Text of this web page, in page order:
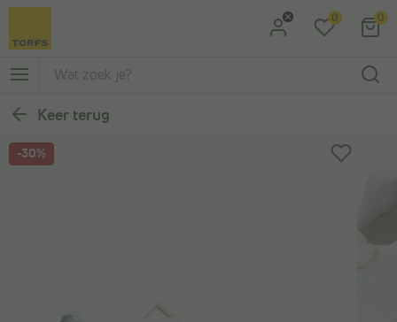
Ga naar Hoofdmenu
0 0
Keer terug
-30%